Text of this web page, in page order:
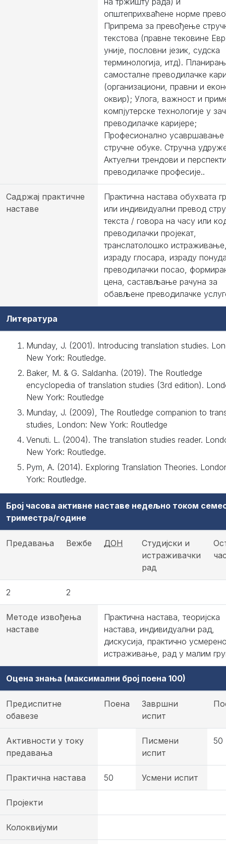
општеприхваћене норме
Припрема за превођење
текстова (правне тековине
уније, пословни језик, судска
терминологија, итд).
самосталне преводилачке
(организациони, правни и
оквир); Улога, важност и
компјутерске технологије у
преводилачке каријере;
Професионално усавршавање
стручне обуке. Стручна
Актуелни трендови и
преводилачке професије..
Садржај практичне
наставе
Практична настава обухвата
или индивидуални превод
текста / говора на часу или
преводилачки пројекат,
транслатолошко
израду глосара, израду
преводилачки посао,
цена, састављање рачуна за
обављене преводилачке
Литература
Munday, J. (2001). Introducing translation studies.
New York: Routledge.
Baker, M. & G. Saldanha. (2019). The Routledge
encyclopedia of translation studies (3rd edition).
New York: Routledge
Munday, J. (2009), The Routledge companion to
studies, London: New York: Routledge
Venuti. L. (2004). The translation studies reader.
New York: Routledge.
Pym, A. (2014). Exploring Translation Theories.
York: Routledge.
Број часова активне наставе недељно током
триместра/године
Предавања Вежбе ДОН
Студијски и
истраживачки
рад
2 2
Методе извођења
наставе
Практична настава, теоријска
настава, индивидуални рад,
дискусија, практично
истраживање, рад у малим
Оцена знања (максимални број поена 100)
Предиспитне
обавезе
Поена
Завршни
испит
Активности у току
предавања
Писмени
испит
50
Практична настава 50 Усмени испит
Пројекти
Колоквијуми